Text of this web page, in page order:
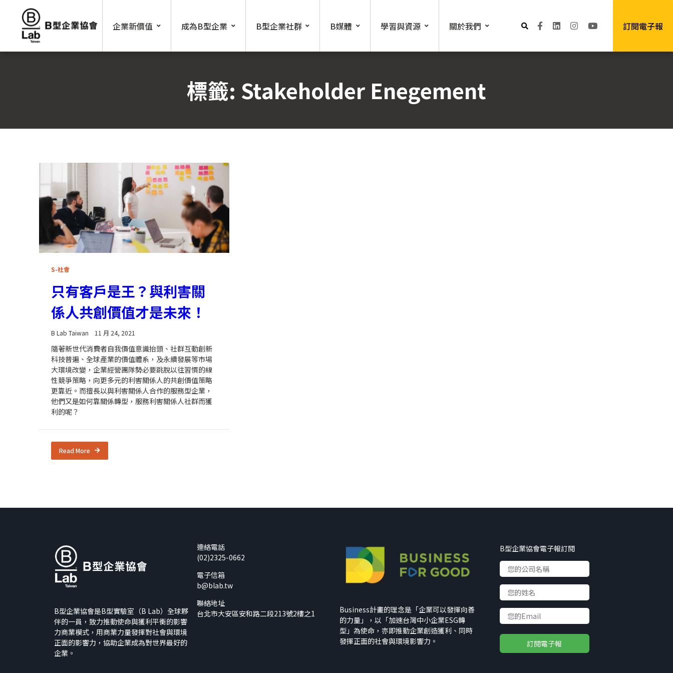
content
企業新價值 成為B型企業 B型企業社群 B媒體 學習與資源 關於我們 訂閱電子報
標籤: Stakeholder Enegement
S-社會
只有客戶是王？與利害關
係人共創價值才是未來！
B Lab Taiwan 11 月 24, 2021
隨著新世代消費者自我價值意識抬頭、社群互動創新
科技普遍、全球產業的價值體系，及永續發展等市場
大環境改變，企業經營團隊勢必要跳脫以往習慣的線
性競爭策略，向更多元的利害關係人的共創價值策略
更靠近。而擅長以與利害關係人合作的服務型企業，
他們又是如何靠關係轉型，服務利害關係人社群而獲
利的呢？
Read More
B型企業協會是B型實驗室（B Lab）全球夥
伴的一員，致力推動使命與獲利平衡的影響
力商業模式，用商業力量發揮對社會與環境
正面的影響力，協助企業成為對世界最好的
企業。
連絡電話
(02)2325-0662
電子信箱
b@blab.tw
聯絡地址
台北市大安區安和路二段213號2樓之1
Business計畫的理念是「企業可以發揮向善
的力量」，以「加速台灣中小企業ESG轉
型」為使命，亦即推動企業創造獲利、同時
發揮正面的社會與環境影響力。
B型企業協會電子報訂閱